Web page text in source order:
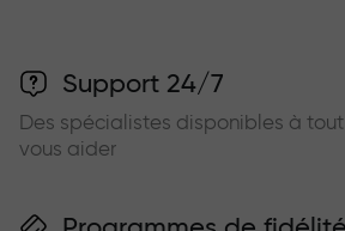
Support 24/7
Des spécialistes disponibles à
vous aider